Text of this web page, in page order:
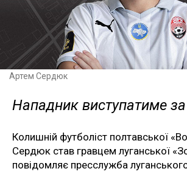
Артем Сердюк
Нападник виступатиме
Колишній футболіст полтавської
Сердюк став гравцем луганської
повідомляє пресслужба